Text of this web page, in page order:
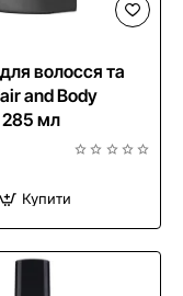
волосся та
and Body
285 мл
Купити